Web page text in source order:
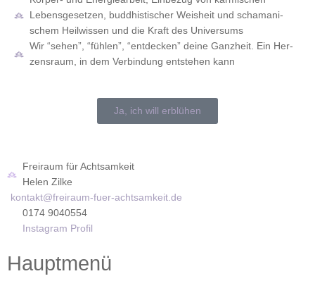
Lebens­ge­set­zen, bud­dhis­ti­scher Weis­heit und scha­ma­ni­
schem Heil­wis­sen und die Kraft des Universums
Wir “sehen”, “füh­len”, “ent­de­cken” dei­ne Ganz­heit. Ein Her­
zens­raum, in dem Ver­bin­dung ent­ste­hen kann
Ja, ich will erblühen
Freiraum für Achtsamkeit
Helen Zilke
kontakt@freiraum-fuer-achtsamkeit.de
0174 9040554
Instagram Profil
Hauptmenü